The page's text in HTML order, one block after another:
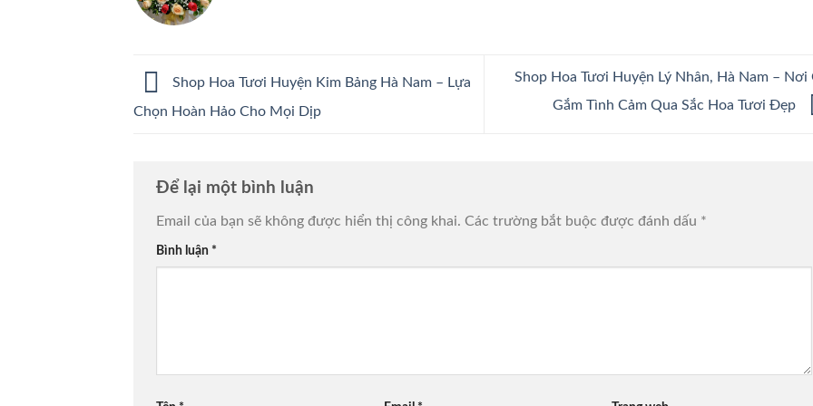
Shop Hoa Tươi Huyện Kim Bảng Hà Nam – Lựa
Chọn Hoàn Hảo Cho Mọi Dịp
Shop Hoa Tươi Huyện Lý Nhân, Hà Nam – Nơi
Gắm Tình Cảm Qua Sắc Hoa Tươi Đẹp
Để lại một bình luận
Email của bạn sẽ không được hiển thị công khai. Các trường bắt buộc được đánh dấu *
Bình luận *